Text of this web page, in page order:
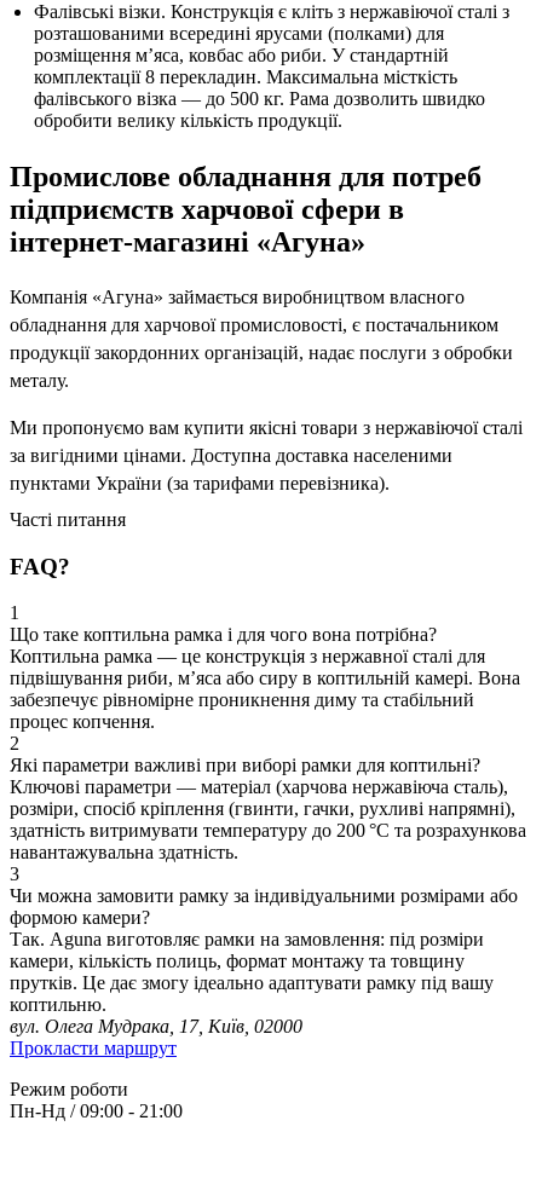
Фалівські візки. Конструкція є кліть з нержавіючої сталі з
розташованими всередині ярусами (полками) для
розміщення м’яса, ковбас або риби. У стандартній
комплектації 8 перекладин. Максимальна місткість
фалівського візка — до 500 кг. Рама дозволить швидко
обробити велику кількість продукції.
Промислове обладнання для потреб
підприємств харчової сфери в
інтернет-магазині «Агуна»
Компанія «Агуна» займається виробництвом власного
обладнання для харчової промисловості, є постачальником
продукції закордонних організацій, надає послуги з обробки
металу.
Ми пропонуємо вам купити якісні товари з нержавіючої сталі
за вигідними цінами. Доступна доставка населеними
пунктами України (за тарифами перевізника).
Часті питання
FAQ?
1
Що таке коптильна рамка і для чого вона потрібна?
Коптильна рамка — це конструкція з нержавної сталі для
підвішування риби, м’яса або сиру в коптильній камері. Вона
забезпечує рівномірне проникнення диму та стабільний
процес копчення.
2
Які параметри важливі при виборі рамки для коптильні?
Ключові параметри — матеріал (харчова нержавіюча сталь),
розміри, спосіб кріплення (гвинти, гачки, рухливі напрямні),
здатність витримувати температуру до 200 °C та розрахункова
навантажувальна здатність.
3
Чи можна замовити рамку за індивідуальними розмірами або
формою камери?
Так. Aguna виготовляє рамки на замовлення: під розміри
камери, кількість полиць, формат монтажу та товщину
прутків. Це дає змогу ідеально адаптувати рамку під вашу
коптильню.
вул. Олега Мудрака, 17, Київ, 02000
Прокласти маршрут
Режим роботи
Пн-Нд / 09:00 - 21:00